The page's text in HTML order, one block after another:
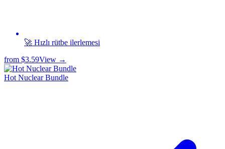
🚀 Hızlı rütbe ilerlemesi
from $3.59View →
Hot Nuclear Bundle